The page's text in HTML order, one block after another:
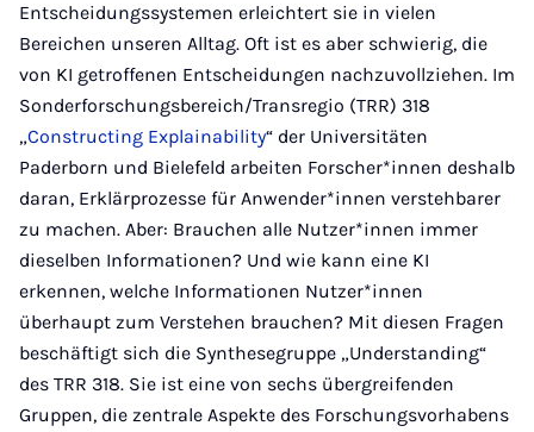
Entscheidungssystemen erleichtert sie in vielen
Bereichen unseren Alltag. Oft ist es aber schwierig, die
von KI getroffenen Entscheidungen nachzuvollziehen. Im
Sonderforschungsbereich/Transregio (TRR) 318
„Constructing Explainability“ der Universitäten
Paderborn und Bielefeld arbeiten Forscher*innen deshalb
daran, Erklärprozesse für Anwender*innen verstehbarer
zu machen. Aber: Brauchen alle Nutzer*innen immer
dieselben Informationen? Und wie kann eine KI
erkennen, welche Informationen Nutzer*innen
überhaupt zum Verstehen brauchen? Mit diesen Fragen
beschäftigt sich die Synthesegruppe „Understanding“
des TRR 318. Sie ist eine von sechs übergreifenden
Gruppen, die zentrale Aspekte des Forschungsvorhabens